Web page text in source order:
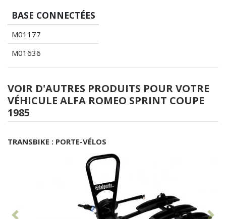
BASE CONNECTÉES
M01177
M01636
VOIR D'AUTRES PRODUITS POUR VOTRE
VÉHICULE ALFA ROMEO SPRINT COUPE
1985
TRANSBIKE : PORTE-VÉLOS